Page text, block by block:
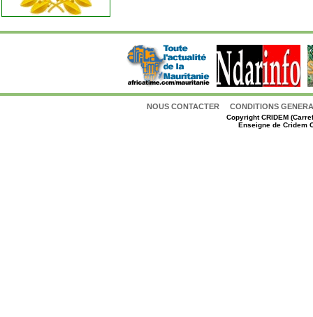
NOUS CONTACTER CONDITIONS
CopyrightCRIDEM
Enseigne de Cridem